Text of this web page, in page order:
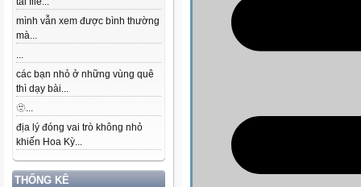
mình vẫn xem được bình thường
mà...
...
các bạn nhỏ ở những vùng quê
thì dạy bài...
🫥...
địa lý đóng vai trò không nhỏ
khiến Hoa Kỳ...
THỐNG KÊ